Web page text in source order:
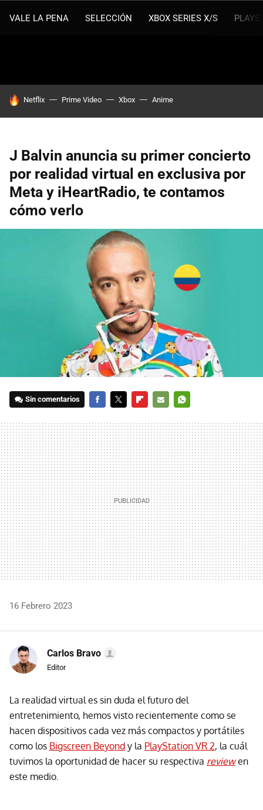
VALE LA PENA SELECCIÓN XBOX SERIES X/S
HOY SE HABLA DE
Netflix Prime Video Xbox Anime
J Balvin anuncia su primer concierto
por realidad virtual en exclusiva por
Meta y iHeartRadio, te contamos
cómo verlo
Sin comentarios
MAIL
16 Febrero 2023
Carlos Bravo
Editor
La realidad virtual es sin duda el futuro del
entretenimiento, hemos visto recientemente como se
hacen dispositivos cada vez más compactos y portátiles
como los Bigscreen Beyond y la PlayStation VR 2, la cuál
tuvimos la oportunidad de hacer su respectiva reviewen
este medio.